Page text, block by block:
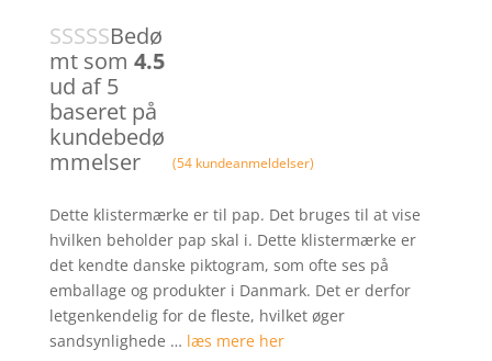
Bedø
mt som 4.5
ud af 5
baseret på
kundebedø
mmelser
(54kundeanmeldelser)
Dette klistermærke er til pap. Det bruges til at vise
hvilken beholder pap skal i. Dette klistermærke er
det kendte danske piktogram, som ofte ses på
emballage og produkter i Danmark. Det er derfor
letgenkendelig for de fleste, hvilket øger
sandsynlighede … læs mere her